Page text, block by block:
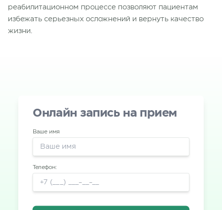
реабилитационном процессе позволяют пациентам
избежать серьезных осложнений и вернуть качество
жизни.
Онлайн запись на прием
Ваше имя
Телефон: